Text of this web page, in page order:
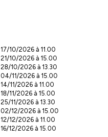
17/10/2026 à 11.00
21/10/2026 à 15.00
28/10/2026 à 13.30
04/11/2026 à 15.00
14/11/2026 à 11.00
18/11/2026 à 15.00
25/11/2026 à 13.30
02/12/2026 à 15.00
12/12/2026 à 11.00
16/12/2026 à 15.00